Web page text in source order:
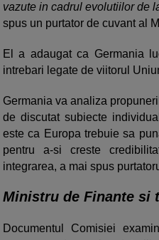
vazute in cadrul evolutiilor de
spus un purtator de cuvant al
El a adaugat ca Germania
intrebari legate de viitorul
Germania va analiza
de discutat subiecte
este ca Europa trebuie sa
pentru a-si creste
integrarea, a mai spus
Ministru de Finante si
Documentul Comisiei